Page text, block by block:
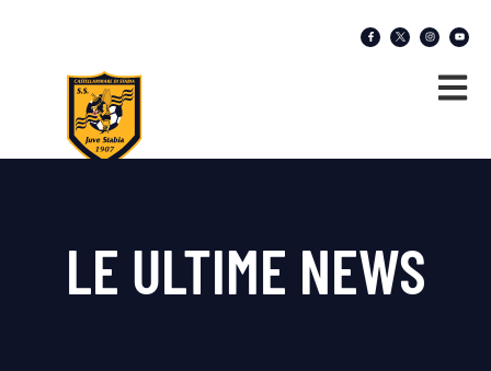
LE ULTIME NEWS